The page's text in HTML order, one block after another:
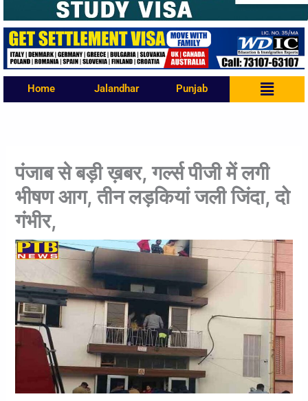
Home Jalandhar Punjab Menu
पंजाब से बड़ी ख़बर, गर्ल्स पीजी में लगी
भीषण आग, तीन लड़कियां जली जिंदा, दो
गंभीर,